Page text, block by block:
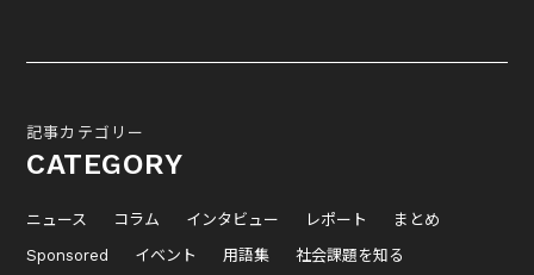
記事カテゴリー
CATEGORY
ニュース コラム インタビュー レポート
まとめ
Sponsored
イベント 用語集 社会課題を知る